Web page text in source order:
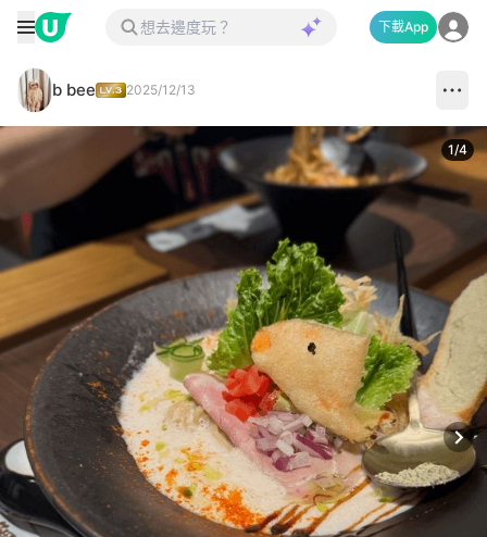
下載App
b bee 2025/12/13
1/4